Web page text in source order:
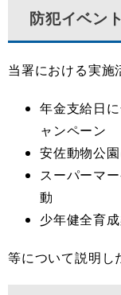
防犯イベン
当署における実施
年金支給日
ャンペーン
安佐動物公
スーパーマ
動
少年健全育
等について説明し